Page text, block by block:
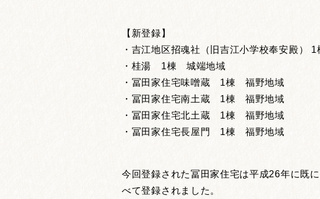
【新登録】
・吉江地区招魂社（旧吉江小学校奉安殿）
・桂湯 1棟 城端地域
・冨田家住宅味噌蔵 1棟 福野地域
・冨田家住宅南土蔵 1棟 福野地域
・冨田家住宅北土蔵 1棟 福野地域
・冨田家住宅長屋門 1棟 福野地域
今回登録された冨田家住宅は平成26年に既
べて登録されました。